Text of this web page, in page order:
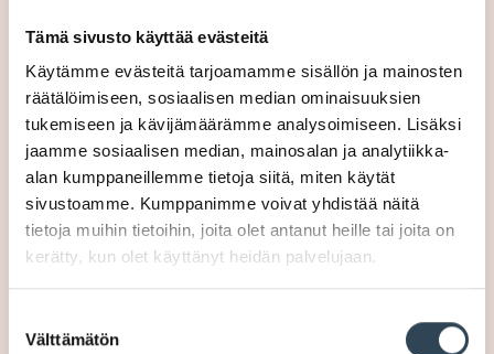
Tämä sivusto käyttää evästeitä
Käytämme evästeitä tarjoamamme sisällön ja mainosten
räätälöimiseen, sosiaalisen median ominaisuuksien
tukemiseen ja kävijämäärämme analysoimiseen. Lisäksi
jaamme sosiaalisen median, mainosalan ja analytiikka-
alan kumppaneillemme tietoja siitä, miten käytät
sivustoamme. Kumppanimme voivat yhdistää näitä
tietoja muihin tietoihin, joita olet antanut heille tai joita on
kerätty, kun olet käyttänyt heidän palvelujaan.
valinta
Välttämätön
PUHELIN
045 783 391 28
KOTISIVUT
SIIRRY